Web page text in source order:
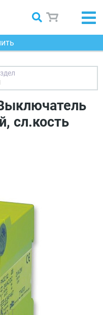
сл.кость